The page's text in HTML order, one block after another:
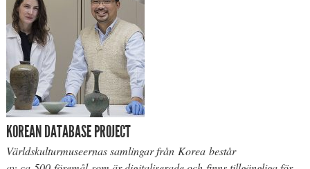
KOREAN DATABASE PROJECT
Världskulturmuseernas samlingar från Korea består